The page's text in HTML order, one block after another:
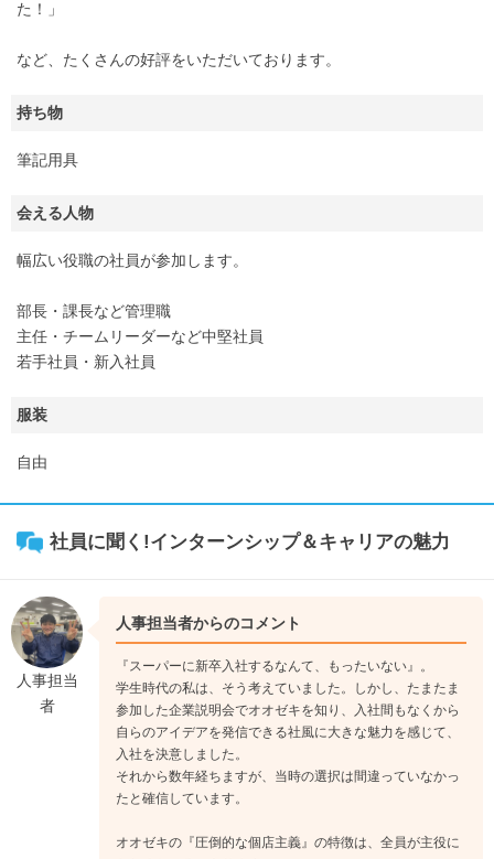
た！」
など、たくさんの好評をいただいております。
持ち物
筆記用具
会える人物
幅広い役職の社員が参加します。
部長・課長など管理職
主任・チームリーダーなど中堅社員
若手社員・新入社員
服装
自由
社員に聞く!インターンシップ＆キャリアの魅力
人事担当
者
人事担当者からのコメント
『スーパーに新卒入社するなんて、もったいない』。
学生時代の私は、そう考えていました。しかし、たまたま
参加した企業説明会でオオゼキを知り、入社間もなくから
自らのアイデアを発信できる社風に大きな魅力を感じて、
入社を決意しました。
それから数年経ちますが、当時の選択は間違っていなかっ
たと確信しています。
オオゼキの『圧倒的な個店主義』の特徴は、全員が主役に